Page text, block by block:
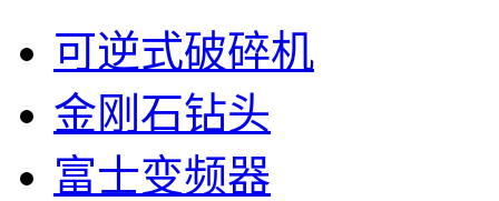
可逆式破碎机
金刚石钻头
富士变频器